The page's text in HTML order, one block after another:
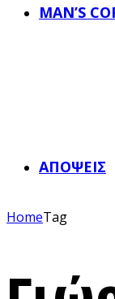
MAN’S
ΑΠΌΨΕΙΣ
HomeTag